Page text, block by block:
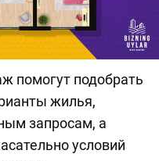
помогут подобрать
жилья,
запросам, а
условий